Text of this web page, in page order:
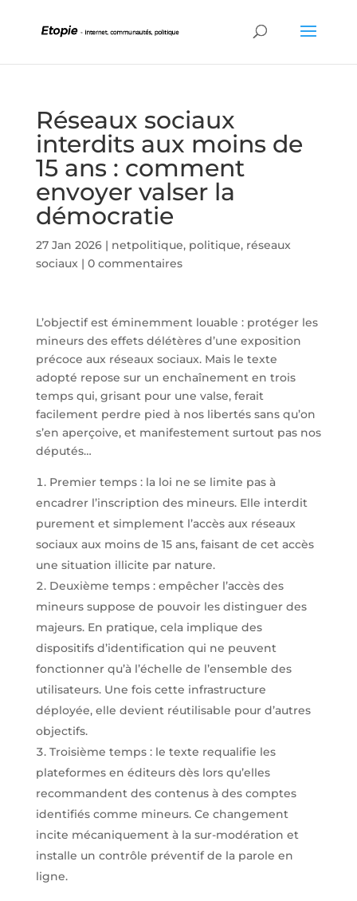
Réseaux sociaux
interdits aux moins de
15 ans : comment
envoyer valser la
démocratie
27 Jan 2026| netpolitique, politique, réseaux
sociaux| 0 commentaires
L’objectif est éminemment louable : protéger les
mineurs des effets délétères d’une exposition
précoce aux réseaux sociaux. Mais le texte
adopté repose sur un enchaînement en trois
temps qui, grisant pour une valse, ferait
facilement perdre pied à nos libertés sans qu’on
s’en aperçoive, et manifestement surtout pas nos
députés…
Premier temps : la loi ne se limite pas à
encadrer l’inscription des mineurs. Elle interdit
purement et simplement l’accès aux réseaux
sociaux aux moins de 15 ans, faisant de cet accès
une situation illicite par nature.
Deuxième temps : empêcher l’accès des
mineurs suppose de pouvoir les distinguer des
majeurs. En pratique, cela implique des
dispositifs d’identification qui ne peuvent
fonctionner qu’à l’échelle de l’ensemble des
utilisateurs. Une fois cette infrastructure
déployée, elle devient réutilisable pour d’autres
objectifs.
Troisième temps : le texte requalifie les
plateformes en éditeurs dès lors qu’elles
recommandent des contenus à des comptes
identifiés comme mineurs. Ce changement
incite mécaniquement à la sur-modération et
installe un contrôle préventif de la parole en
ligne.